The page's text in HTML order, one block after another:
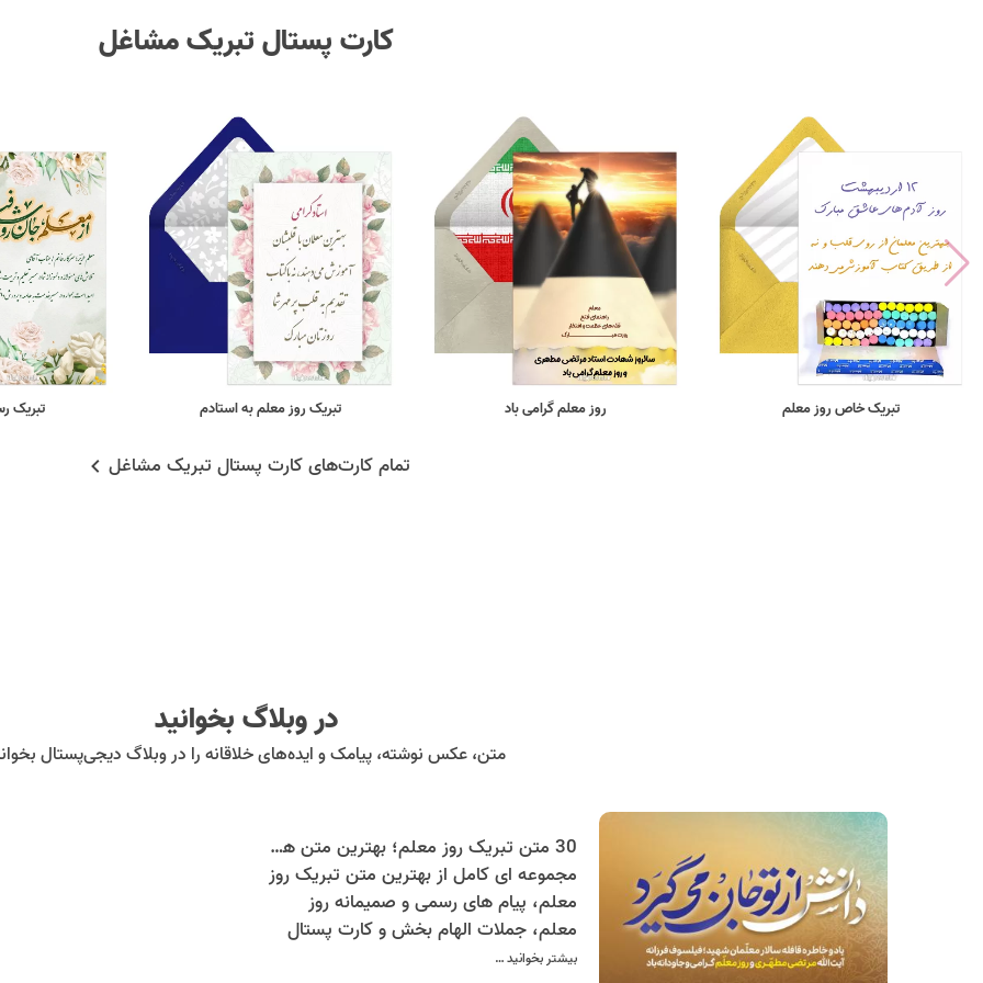
کارت پستال تبریک مشاغل
تبریک خاص روز معلم روز معلم گرامی باد تبریک روز معلم به استادم تبریک
تمام کارت‌های کارت پستال تبریک مشاغل
در وبلاگ بخوانید
متن، عکس نوشته، پیامک و ایده‌های خلاقانه را در وبلاگ دیجی‌پستال
30 متن تبریک روز معلم؛ بهترین متن ها، پیام ها و کارت پستال های روز معلم برای قدردانی از معلمان
مجموعه ای کامل از بهترین متن تبریک روز
معلم، پیام های رسمی و صمیمانه روز
معلم، جملات الهام بخش و کارت پستال
های ویژه روز معلم را اینجا بخوانید. برای
بیشتر بخوانید …